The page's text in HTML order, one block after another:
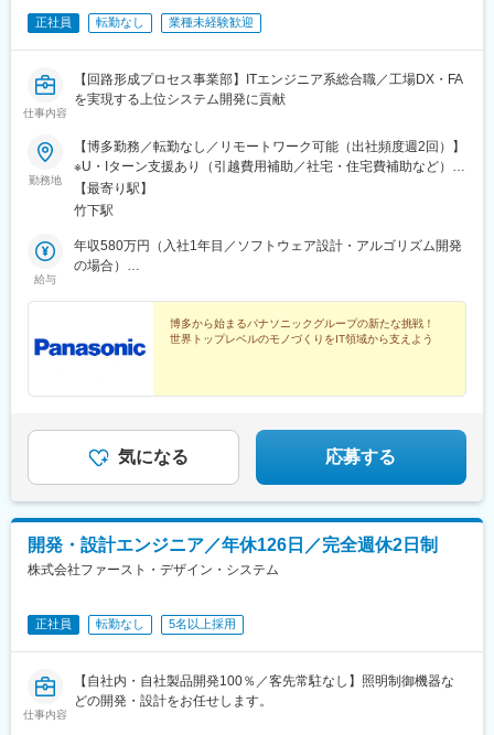
正社員 転勤なし 業種未経験歓迎
仕事内容
【回路形成プロセス事業部】ITエンジニア系総合職／工場DX・FA
を実現する上位システム開発に貢献
勤務地
【博多勤務／転勤なし／リモートワーク可能（出社頻度週2回）】
※U・Iターン支援あり（引越費用補助／社宅・住宅費補助など）福
岡県福岡市博多区美野島4-1-62└各線「博多駅」からバスで15分└
バス停「パナソニック前」から徒歩1分※受動喫煙対策：屋内全面
【最寄り駅】
竹下駅
給与
年収580万円（入社1年目／ソフトウェア設計・アルゴリズム開発
の場合）
博多から始まるパナソニックグループの新たな挑戦！
世界トップレベルのモノづくりをIT領域から支えよう
気になる 応募する
開発・設計エンジニア／年休126日／完全週休2日制
株式会社ファースト・デザイン・システム
正社員 転勤なし 5名以上採用
仕事内容
【自社内・自社製品開発100％／客先常駐なし】照明制御機器な
どの開発・設計をお任せします。